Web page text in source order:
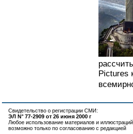
Pictures
Свидетельство о регистрации СМИ:
ЭЛ N° 77-2909 от 26 июня 2000 г
Любое использование материалов и иллюстраций
возможно только по согласованию с редакцией